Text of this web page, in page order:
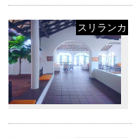
スリランカ